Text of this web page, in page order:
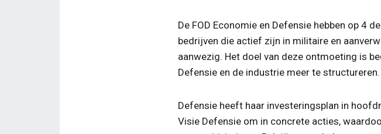
De FOD Economie en Defensie hebben op 4
bedrijven die actief zijn in militaire en
aanwezig. Het doel van deze ontmoeting is
Defensie en de industrie meer te structureren.
Defensie heeft haar investeringsplan in
Visie Defensie om in concrete acties,